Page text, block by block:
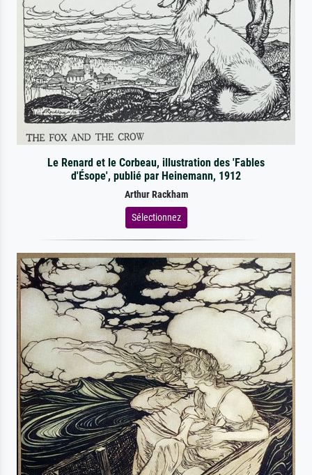
Le Renard et le Corbeau, illustration des 'Fables
d'Ésope', publié par Heinemann, 1912
Arthur Rackham
Sélectionnez